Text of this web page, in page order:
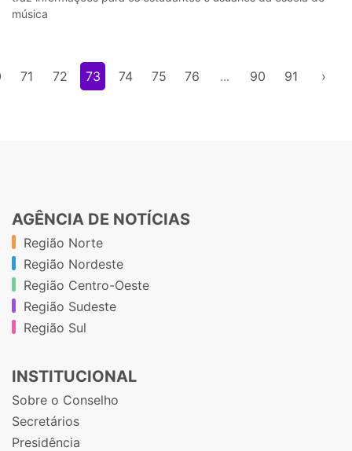
música
71 72 73 74 75 76 ... 90 91 ›
AGÊNCIA DE NOTÍCIAS
Região Norte
Região Nordeste
Região Centro-Oeste
Região Sudeste
Região Sul
INSTITUCIONAL
Sobre o Conselho
Secretários
Presidência